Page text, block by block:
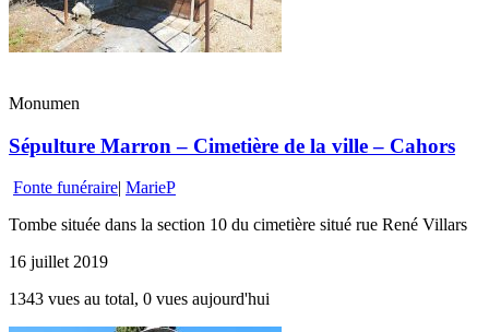
Monumen
Sépulture Marron – Cimetière de la ville – Cahors
Fonte funéraire| MarieP
Tombe située dans la section 10 du cimetière situé rue René Villars
16 juillet 2019
1343 vues au total, 0 vues aujourd'hui